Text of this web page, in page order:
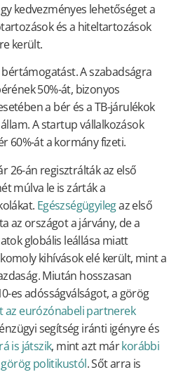
kedvezményes lehetőséget a
és a hiteltartozások
került.
A szabadságra
50%-át, bizonyos
a bér és a TB-járulékok
A startup vállalkozások
60%-át a kormány fizeti.
26-án regisztrálták az első
múlva le is zárták a
Egészségügyilegaz első
az országot a járvány, de a
globális leállása miatt
kihívások elé került, mint a
Miután hosszasan
es adósságválságot, a görög
az eurózónabeli partnerek
segítség iránti igényre és
is játszik, mint azt márkorábbi
görög politikustól. Sőt arra is